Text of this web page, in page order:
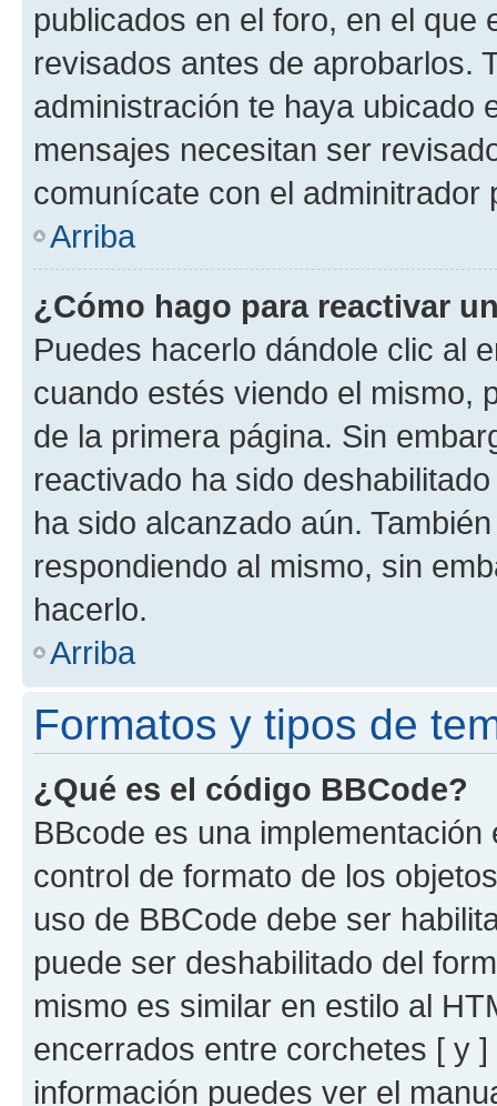
publicados en el foro, en el
revisados antes de aprobarlos.
administración te haya ubicado
mensajes necesitan ser
comunícate con el
Arriba
¿Cómo hago para reactivar
Puedes hacerlo dándole clic al
cuando estés viendo el mismo,
de la primera página. Sin
reactivado ha sido
ha sido alcanzado aún.
respondiendo al mismo, sin
hacerlo.
Arriba
Formatos y tipos de
¿Qué es el código BBCode?
BBcode es una
control de formato de los
uso de BBCode debe ser
puede ser deshabilitado del
mismo es similar en estilo al
encerrados entre corchetes [ y
información puedes ver el